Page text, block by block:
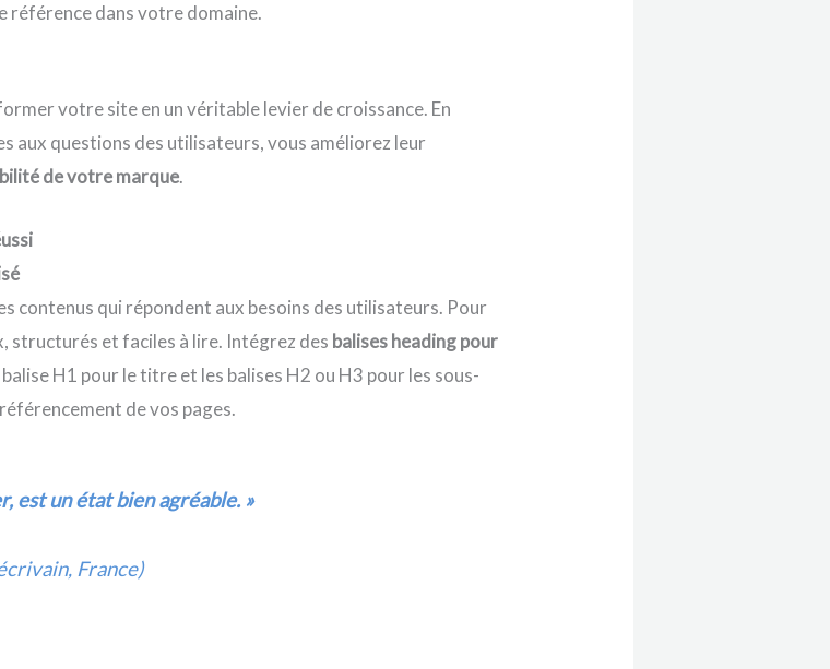
référence dans votre domaine.
votre site en un véritable levier de croissance. En
aux questions des utilisateurs, vous améliorez leur
de votre marque.
contenus qui répondent aux besoins des utilisateurs. Pour
structurés et faciles à lire. Intégrez des balises heading pour
H1 pour le titre et les balises H2 ou H3 pour les sous-
de vos pages.
est un état bien agréable. »
France)